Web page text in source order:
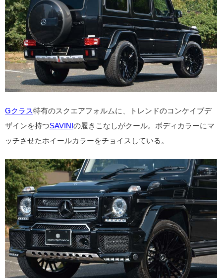
Gクラス特有のスクエアフォルムに、トレンドのコンケイブデ
ザインを持つSAVINIの履きこなしがクール。ボディカラーにマ
ッチさせたホイールカラーをチョイスしている。